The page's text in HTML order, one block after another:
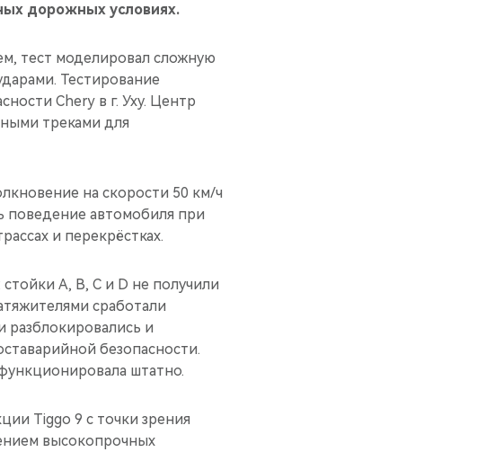
дорожных условиях.
тест моделировал сложную
Тестирование
Chery в г. Уху. Центр
треками для
на скорости 50 км/ч
поведение автомобиля при
и перекрёстках.
A, B, C и D не получили
сработали
разблокировались и
безопасности.
штатно.
Tiggo 9 с точки зрения
высокопрочных